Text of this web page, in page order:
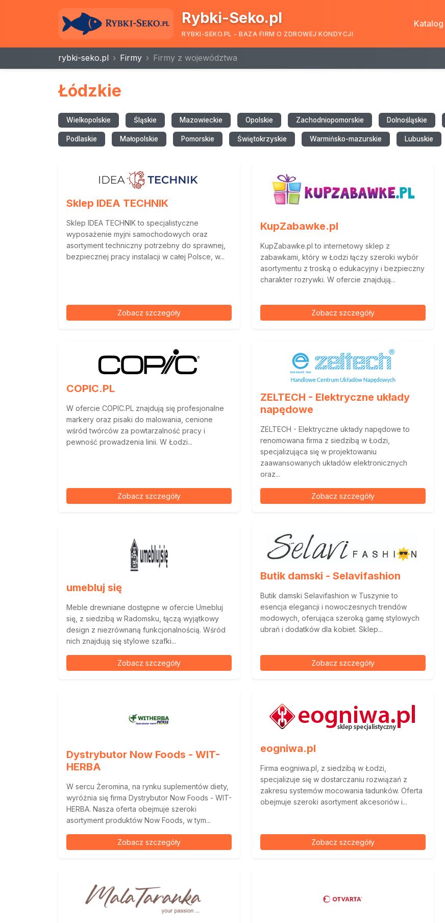
Rybki-Seko.pl
RYBKI-SEKO.PL - BAZA FIRM O ZDROWEJ KONDYCJI
Katalog
rybki-seko.pl Firmy Firmy z województwa
Łódzkie
Wielkopolskie Śląskie Mazowieckie Opolskie Zachodniopomorskie Dolnośląskie
Podlaskie Małopolskie Pomorskie Świętokrzyskie Warmińsko-mazurskie Lubuskie
Sklep IDEA TECHNIK
Sklep IDEA TECHNIK to specjalistyczne
wyposażenie myjni samochodowych oraz
asortyment techniczny potrzebny do sprawnej,
bezpiecznej pracy instalacji w całej Polsce, w...
Zobacz szczegóły
KupZabawke.pl
KupZabawke.pl to internetowy sklep z
zabawkami, który w Łodzi łączy szeroki wybór
asortymentu z troską o edukacyjny i bezpieczny
charakter rozrywki. W ofercie znajdują...
Zobacz szczegóły
COPIC.PL
W ofercie COPIC.PL znajdują się profesjonalne
markery oraz pisaki do malowania, cenione
wśród twórców za powtarzalność pracy i
pewność prowadzenia linii. W Łodzi...
Zobacz szczegóły
ZELTECH - Elektryczne układy
napędowe
ZELTECH - Elektryczne układy napędowe to
renomowana firma z siedzibą w Łodzi,
specjalizująca się w projektowaniu
zaawansowanych układów elektronicznych
oraz...
Zobacz szczegóły
umebluj się
Meble drewniane dostępne w ofercie Umebluj
się, z siedzibą w Radomsku, łączą wyjątkowy
design z niezrównaną funkcjonalnością. Wśród
nich znajdują się stylowe szafki...
Zobacz szczegóły
Butik damski - Selavifashion
Butik damski Selavifashion w Tuszynie to
esencja elegancji i nowoczesnych trendów
modowych, oferująca szeroką gamę stylowych
ubrań i dodatków dla kobiet. Sklep...
Zobacz szczegóły
Dystrybutor Now Foods - WIT-
HERBA
W sercu Żeromina, na rynku suplementów diety,
wyróżnia się firma Dystrybutor Now Foods - WIT-
HERBA. Nasza oferta obejmuje szeroki
asortyment produktów Now Foods, w tym...
Zobacz szczegóły
eogniwa.pl
Firma eogniwa.pl, z siedzibą w Łodzi,
specjalizuje się w dostarczaniu rozwiązań z
zakresu systemów mocowania ładunków. Oferta
obejmuje szeroki asortyment akcesoriów i...
Zobacz szczegóły